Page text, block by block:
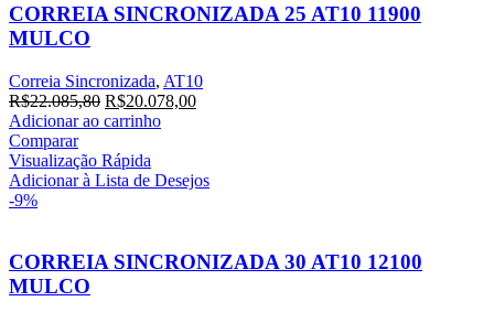
CORREIA SINCRONIZADA 25 AT10 11900
MULCO
Correia Sincronizada, AT10
R$22.085,80 O
preço
era:
R$22.085,80.
R$20.078,00O
R$20.078,00.
Adicionar ao carrinho
Comparar
Visualização Rápida
Adicionar à Lista de Desejos
-9%
CORREIA SINCRONIZADA 30 AT10 12100
MULCO